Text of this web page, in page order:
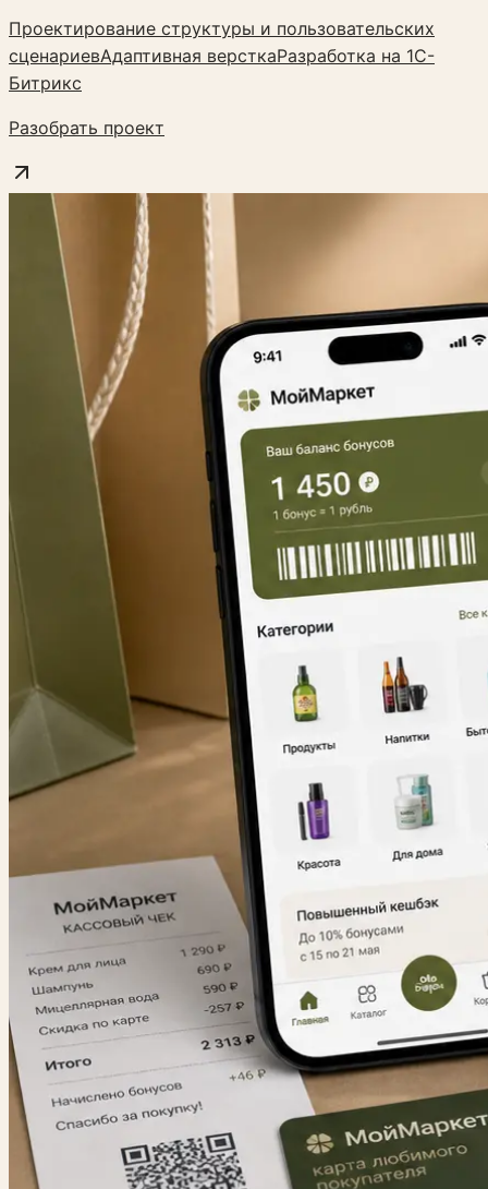
Проектирование структуры и пользовательских
сценариевАдаптивная версткаРазработка на 1С-
Битрикс
Разобрать проект